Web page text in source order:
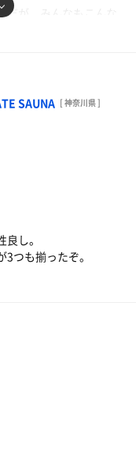
だが、みんなもこんな
SAUNA [ 神奈川県 ]
し。
つも揃ったぞ。